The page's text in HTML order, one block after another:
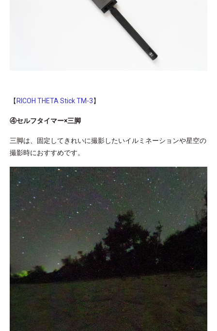
【 RICOH THETA Stick TM-3】
④セルフタイマー×三脚
三脚は、固定してきれいに撮影したいイルミネーションや星空の
撮影時におすすめです。